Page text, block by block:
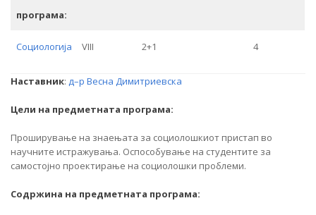
програма:
Социологија VIII 2+1 4
Наставник: д–р Весна Димитриевска
Цели на предметната програма:
Проширување на знаењата за социолошкиот пристап во
научните истражувања. Оспособување на студентите за
самостојно проектирање на социолошки проблеми.
Содржина на предметната програма: